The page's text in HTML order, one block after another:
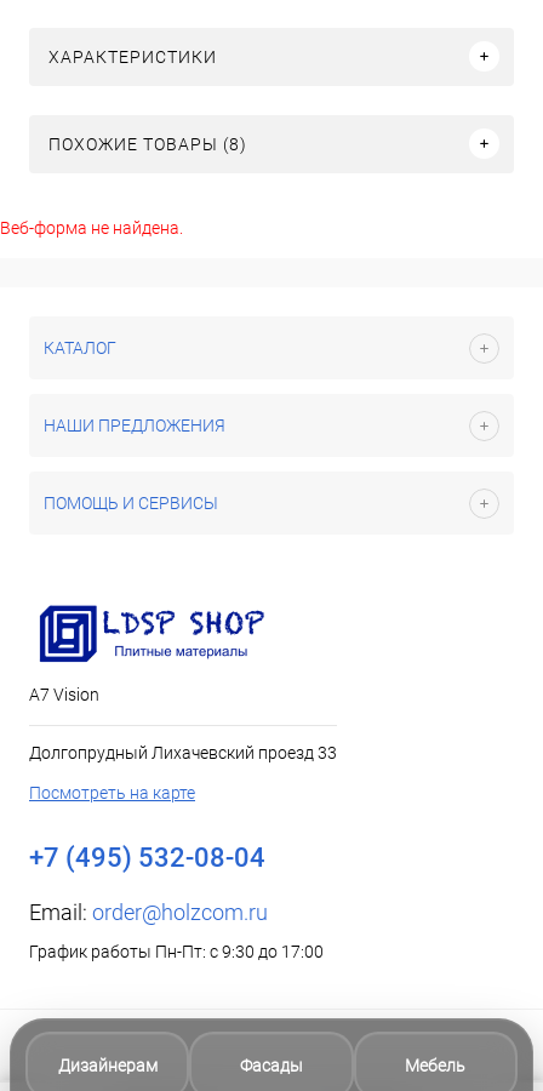
ХАРАКТЕРИСТИКИ
ПОХОЖИЕ ТОВАРЫ (8)
Веб-форма не найдена.
КАТАЛОГ
НАШИ ПРЕДЛОЖЕНИЯ
ПОМОЩЬ И СЕРВИСЫ
А7 Vision
Долгопрудный Лихачевский проезд 33
Посмотреть на карте
+7 (495) 532-08-04
Email: order@holzcom.ru
График работы Пн-Пт: с 9:30 до 17:00
Дизайнерам Фасады Мебель